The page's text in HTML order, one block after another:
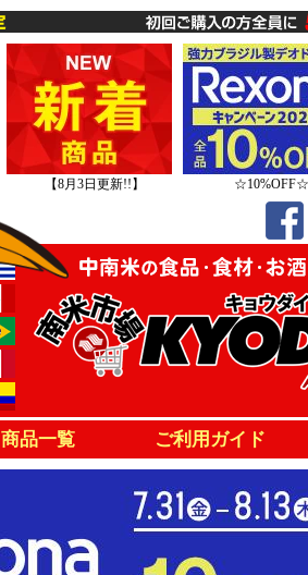
【8月3日更新!!】 ☆10%OFF☆
商品一覧 ご利用ガイド